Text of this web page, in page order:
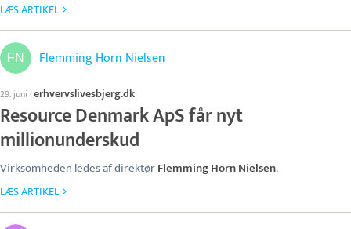
LÆS ARTIKEL
Flemming Horn Nielsen
29. juni ·erhvervslivesbjerg.dk
Resource Denmark ApS får nyt
millionunderskud
Virksomheden ledes af direktørFlemming Horn Nielsen.
LÆS ARTIKEL